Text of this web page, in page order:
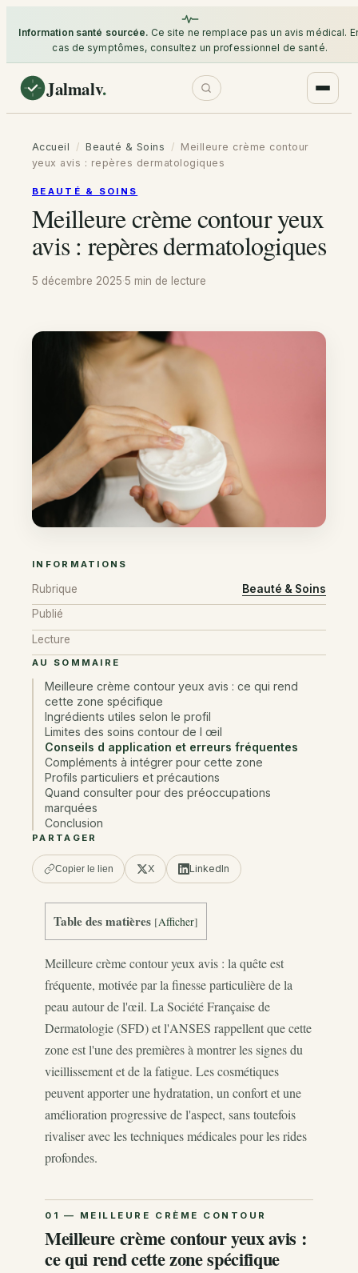
Information santé sourcée. Ce site ne remplace pas un avis médical.
cas de symptômes, consultez un professionnel de santé.
Jalmalv.
Accueil / Beauté & Soins / Meilleure crème contour
yeux avis : repères dermatologiques
BEAUTÉ & SOINS
Meilleure crème contour yeux
avis : repères dermatologiques
5 décembre 2025·5 min de lecture
INFORMATIONS
Rubrique
Beauté & Soins
Publié
Lecture
AU SOMMAIRE
Meilleure crème contour yeux avis : ce qui rend
cette zone spécifique
Ingrédients utiles selon le profil
Limites des soins contour de l œil
Conseils d application et erreurs fréquentes
Compléments à intégrer pour cette zone
Profils particuliers et précautions
Quand consulter pour des préoccupations
marquées
Conclusion
PARTAGER
Copier le lien X LinkedIn
Table des matières [Afficher]
Meilleure crème contour yeux avis : la quête est
fréquente, motivée par la finesse particulière de la
peau autour de l'œil. La Société Française de
Dermatologie (SFD) et l'ANSES rappellent que cette
zone est l'une des premières à montrer les signes du
vieillissement et de la fatigue. Les cosmétiques
peuvent apporter une hydratation, un confort et une
amélioration progressive de l'aspect, sans toutefois
rivaliser avec les techniques médicales pour les rides
profondes.
Meilleure crème contour yeux avis :
ce qui rend cette zone spécifique